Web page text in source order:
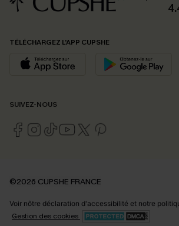
TÉLÉCHARGEZ L’APP CUPSHE
SUIVEZ-NOUS
©2026 CUPSHE FRANCE
Voir nôtre déclaration d'accessibilité et notre
Gestion des cookies
*Un code par commande, valable une
marketing (y compris du contenu généré par l'IA)
pouvons utiliser les données collectées sur notre
technologies de suivi, telles que des pixels intégrés